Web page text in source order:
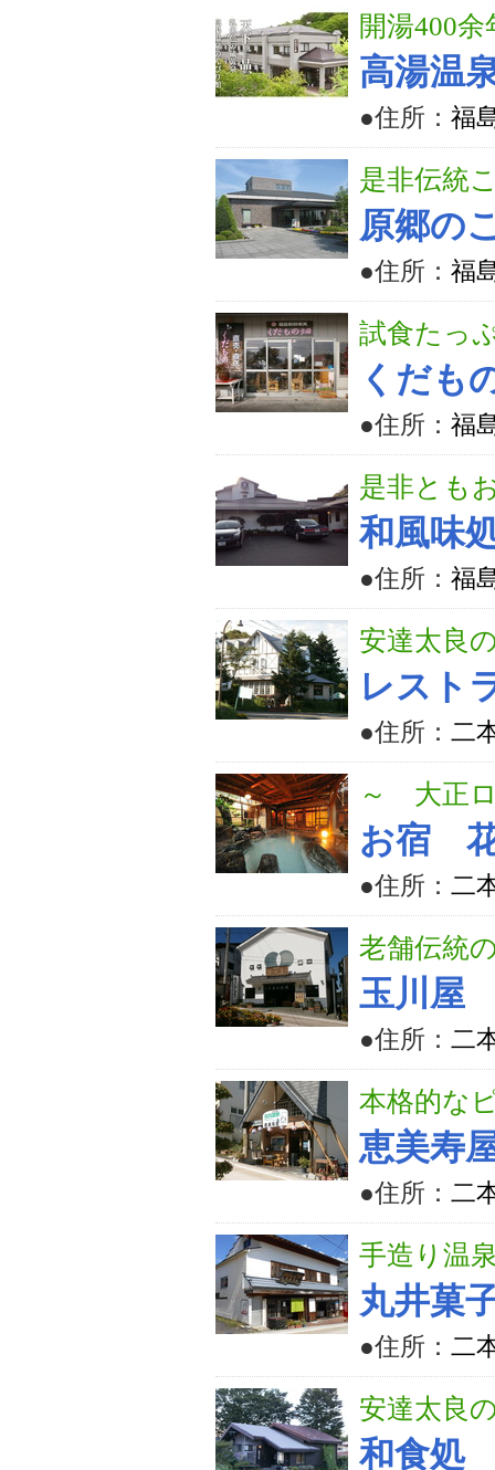
開湯400
高湯温
●住所： 福
是非伝統
原郷の
●住所： 福
試食たっ
くだも
●住所： 福
是非とも
和風味
●住所： 福
安達太良
レスト
●住所： 二
～ 大正
お宿
●住所： 二
老舗伝統
玉川屋
●住所： 二
本格的な
恵美寿
●住所： 二
手造り温
丸井菓
●住所： 二
安達太良
和食処